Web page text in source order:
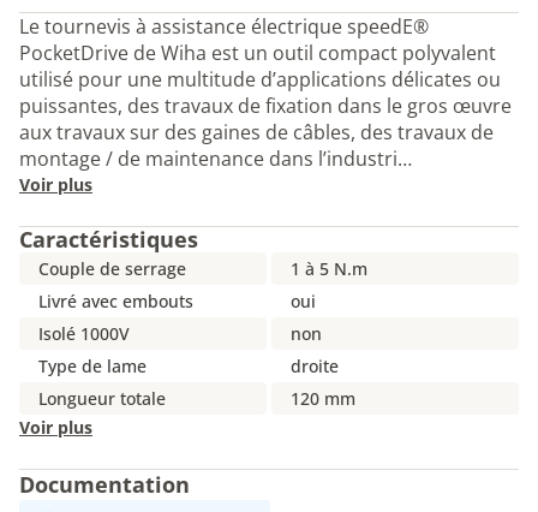
Le tournevis à assistance électrique speedE®
PocketDrive de Wiha est un outil compact polyvalent
utilisé pour une multitude d’applications délicates ou
puissantes, des travaux de fixation dans le gros œuvre
aux travaux sur des gaines de câbles, des travaux de
montage / de maintenance dans l’industri…
Voir plus
Caractéristiques
Couple de serrage
1 à 5 N.m
Livré avec embouts
oui
Isolé 1000V
non
Type de lame
droite
Longueur totale
120 mm
Voir plus
Documentation